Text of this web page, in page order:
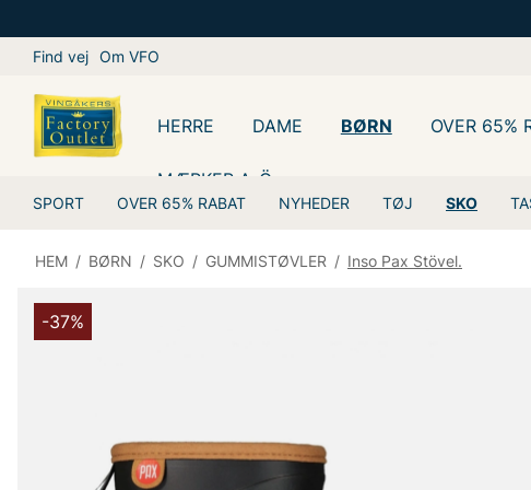
Find vej Om VFO
HERRE DAME BØRN
SPORT OVER 65% RABAT NYHEDER TØJ SKO
OVER 65%
MÆRKER A-Ö
HEM / BØRN / SKO / GUMMISTØVLER / Inso Pax Stövel.
-37%